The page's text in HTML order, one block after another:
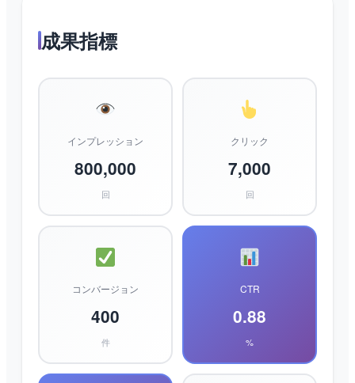
成果指標
インプレッション
800,000
回
クリック
7,000
回
コンバージョン
400
件
CTR
0.88
%